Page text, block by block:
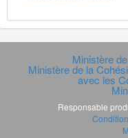
Ministère
Ministère de la
avec les
Responsable